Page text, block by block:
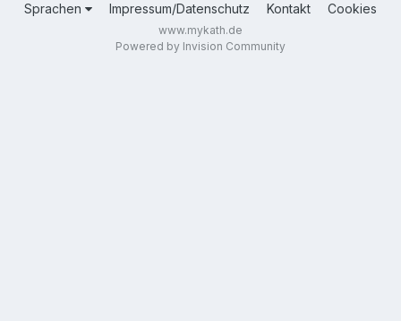
Sprachen Impressum/Datenschutz Kontakt Cookies
www.mykath.de
Powered by Invision Community